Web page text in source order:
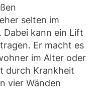
selten im
Dabei kann ein Lift
Er macht es
im Alter oder
durch Krankheit
vier Wänden